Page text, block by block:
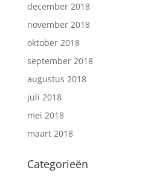
december 2018
november 2018
oktober 2018
september 2018
augustus 2018
juli 2018
mei 2018
maart 2018
Categorieën